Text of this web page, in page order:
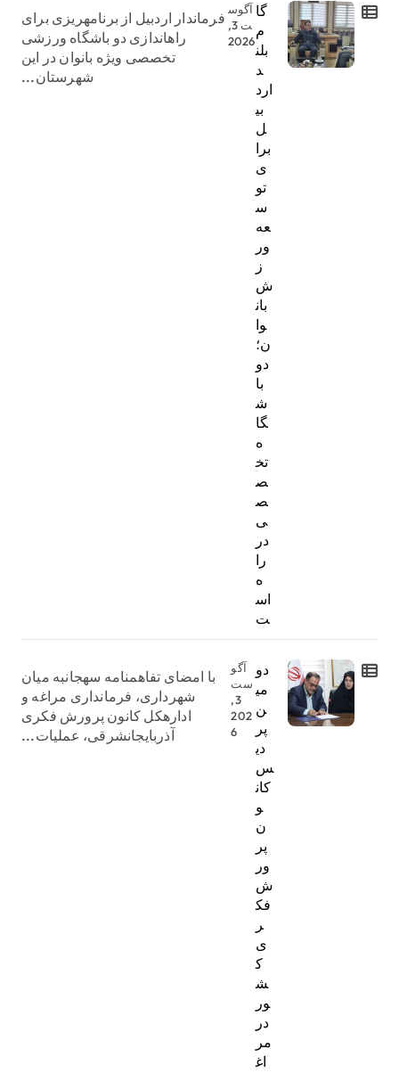
گا
م
بلن
د
ارد
بی
ل
برا
ی
تو
س
عه
ور
ز
ش
بان
وا
ن؛
دو
با
ش
گا
ه
تخ
ص
ص
ی
در
را
ه
اس
ت
آگوس
ت 3,
2026
فرماندار اردبیل از برنامهریزی برای
راهاندازی دو باشگاه ورزشی
تخصصی ویژه بانوان در این
شهرستان...
دو
می
ن
پر
دی
س
کان
و
ن
پر
ور
ش
فک
ر
ی
ک
ش
ور
در
مر
اغ
آگو
ست
3,
202
6
با امضای تفاهمنامه سهجانبه میان
شهرداری، فرمانداری مراغه و
ادارهکل کانون پرورش فکری
آذربایجانشرقی، عملیات...